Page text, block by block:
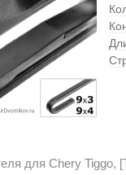
для Chery Tiggo,